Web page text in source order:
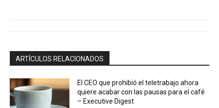
ARTÍCULOS RELACIONADOS
El CEO que prohibió el teletrabajo ahora
quiere acabar con las pausas para el café
– Executive Digest